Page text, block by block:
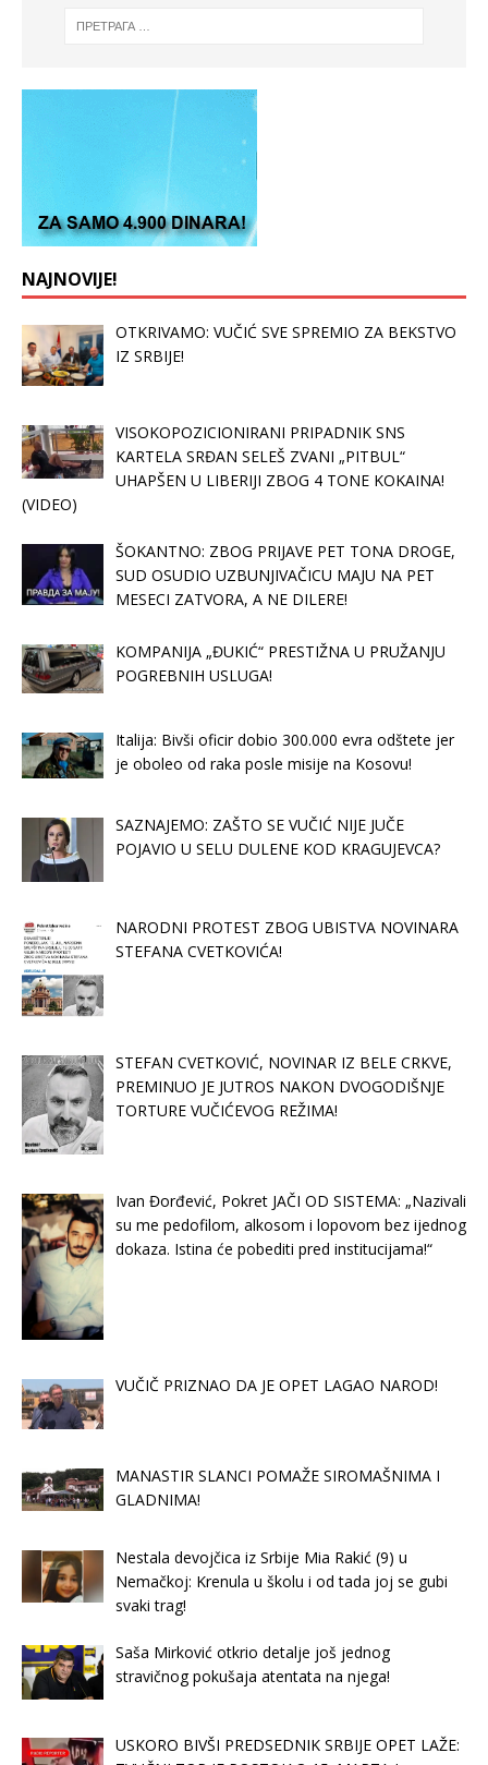
NAJNOVIJE!
OTKRIVAMO: VUČIĆ SVE SPREMIO ZA BEKSTVO
IZ SRBIJE!
VISOKOPOZICIONIRANI PRIPADNIK SNS
KARTELA SRĐAN SELEŠ ZVANI „PITBUL“
UHAPŠEN U LIBERIJI ZBOG 4 TONE KOKAINA!
(VIDEO)
ŠOKANTNO: ZBOG PRIJAVE PET TONA DROGE,
SUD OSUDIO UZBUNJIVAČICU MAJU NA PET
MESECI ZATVORA, A NE DILERE!
KOMPANIJA „ĐUKIĆ“ PRESTIŽNA U PRUŽANJU
POGREBNIH USLUGA!
Italija: Bivši oficir dobio 300.000 evra odštete jer
je oboleo od raka posle misije na Kosovu!
SAZNAJEMO: ZAŠTO SE VUČIĆ NIJE JUČE
POJAVIO U SELU DULENE KOD KRAGUJEVCA?
NARODNI PROTEST ZBOG UBISTVA NOVINARA
STEFANA CVETKOVIĆA!
STEFAN CVETKOVIĆ, NOVINAR IZ BELE CRKVE,
PREMINUO JE JUTROS NAKON DVOGODIŠNJE
TORTURE VUČIĆEVOG REŽIMA!
Ivan Đorđević, Pokret JAČI OD SISTEMA: „Nazivali
su me pedofilom, alkosom i lopovom bez ijednog
dokaza. Istina će pobediti pred institucijama!“
VUČIČ PRIZNAO DA JE OPET LAGAO NAROD!
MANASTIR SLANCI POMAŽE SIROMAŠNIMA I
GLADNIMA!
Nestala devojčica iz Srbije Mia Rakić (9) u
Nemačkoj: Krenula u školu i od tada joj se gubi
svaki trag!
Saša Mirković otkrio detalje još jednog
stravičnog pokušaja atentata na njega!
USKORO BIVŠI PREDSEDNIK SRBIJE OPET LAŽE: